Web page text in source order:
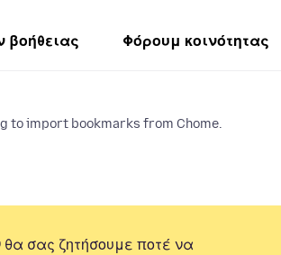
βοήθειας Φόρουμ κοινότητας
to import bookmarks from Chome.
θα σας ζητήσουμε ποτέ να